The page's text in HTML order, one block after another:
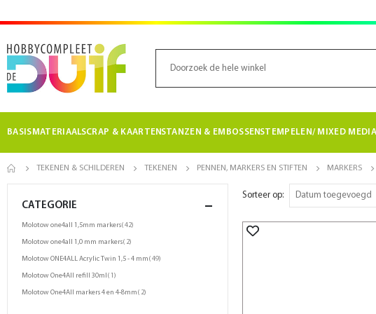
BASISMATERIAALSCRAP & KAARTENSTANZEN & EMBOSSENSTEMPELEN/ MIXED
TEKENEN & SCHILDEREN TEKENEN PENNEN, MARKERS EN STIFTEN MARKERS
Sorteer op
CATEGORIE
Molotow one4all 1,5mm markers 42product
Molotow one4all 1,0 mm markers 2product
Molotow ONE4ALL Acrylic Twin 1,5 - 4 mm 49product
Molotow One4All refill 30ml 1product
Molotow One4All markers 4 en 4-8mm 2product